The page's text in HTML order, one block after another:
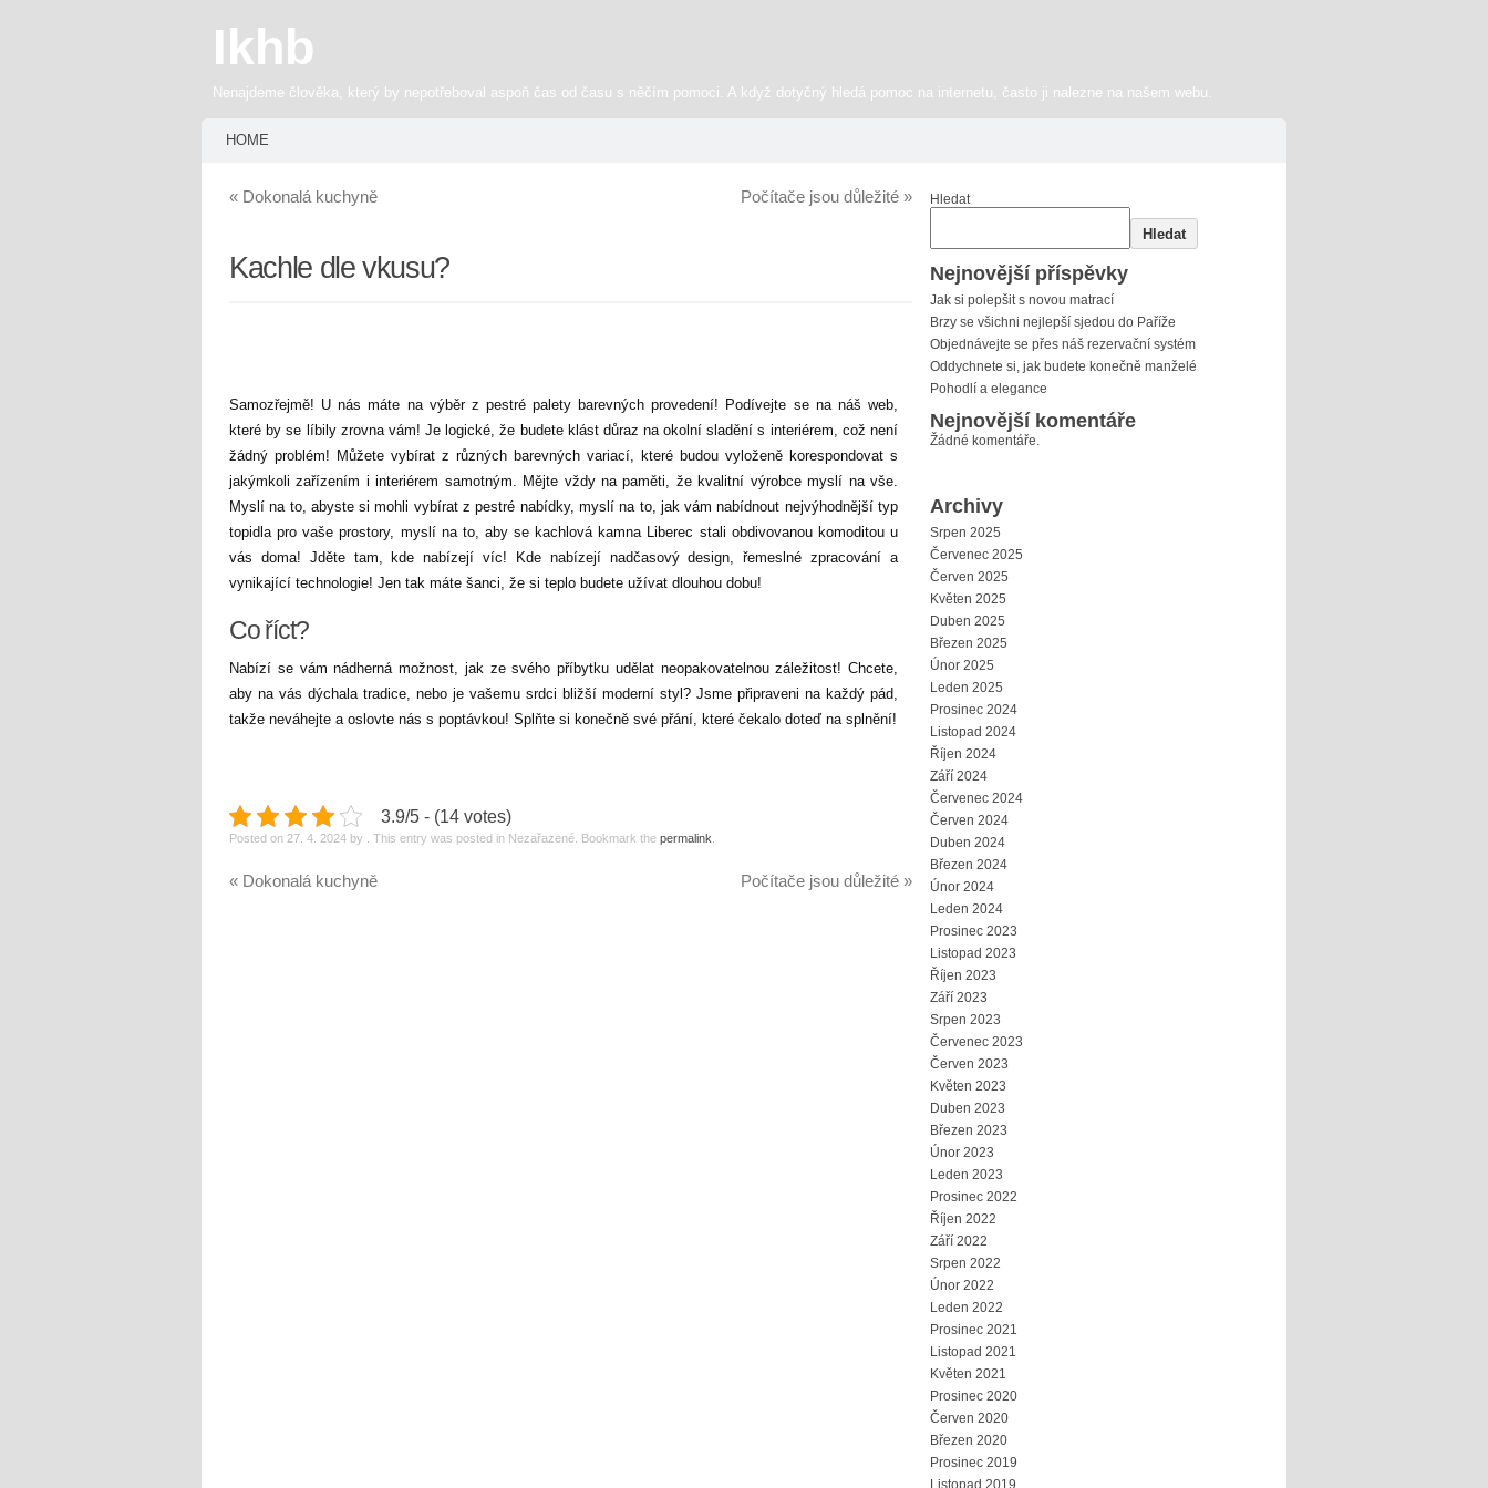
Ikhb
Nenajdeme člověka, který by nepotřeboval aspoň čas od času s něčím pomoci. A když dotyčný hledá pomoc na internetu, často ji nalezne na našem webu.
HOME
« Dokonalá kuchyně Počítače jsou důležité »
Kachle dle vkusu?
Samozřejmě! U nás máte na výběr z pestré palety barevných provedení! Podívejte se na náš web,
které by se líbily zrovna vám! Je logické, že budete klást důraz na okolní sladění s interiérem, což není
žádný problém! Můžete vybírat z různých barevných variací, které budou vyloženě korespondovat s
jakýmkoli zařízením i interiérem samotným. Mějte vždy na paměti, že kvalitní výrobce myslí na vše.
Myslí na to, abyste si mohli vybírat z pestré nabídky, myslí na to, jak vám nabídnout nejvýhodnější typ
topidla pro vaše prostory, myslí na to, aby se kachlová kamna Liberec stali obdivovanou komoditou u
vás doma! Jděte tam, kde nabízejí víc! Kde nabízejí nadčasový design, řemeslné zpracování a
vynikající technologie! Jen tak máte šanci, že si teplo budete užívat dlouhou dobu!
Co říct?
Nabízí se vám nádherná možnost, jak ze svého příbytku udělat neopakovatelnou záležitost! Chcete,
aby na vás dýchala tradice, nebo je vašemu srdci bližší moderní styl? Jsme připraveni na každý pád,
takže neváhejte a oslovte nás s poptávkou! Splňte si konečně své přání, které čekalo doteď na splnění!
3.9/5 - (14 votes)
Posted on 27. 4. 2024 by . This entry was posted in Nezařazené. Bookmark the permalink
« Dokonalá kuchyně Počítače jsou důležité »
Hledat
Hledat
Nejnovější příspěvky
Jak si polepšit s novou matrací
Brzy se všichni nejlepší sjedou do Paříže
Objednávejte se přes náš rezervační systém
Oddychnete si, jak budete konečně manželé
Pohodlí a elegance
Nejnovější komentáře
Žádné komentáře.
Archivy
Srpen 2025
Červenec 2025
Červen 2025
Květen 2025
Duben 2025
Březen 2025
Únor 2025
Leden 2025
Prosinec 2024
Listopad 2024
Říjen 2024
Září 2024
Červenec 2024
Červen 2024
Duben 2024
Březen 2024
Únor 2024
Leden 2024
Prosinec 2023
Listopad 2023
Říjen 2023
Září 2023
Srpen 2023
Červenec 2023
Červen 2023
Květen 2023
Duben 2023
Březen 2023
Únor 2023
Leden 2023
Prosinec 2022
Říjen 2022
Září 2022
Srpen 2022
Únor 2022
Leden 2022
Prosinec 2021
Listopad 2021
Květen 2021
Prosinec 2020
Červen 2020
Březen 2020
Prosinec 2019
Listopad 2019